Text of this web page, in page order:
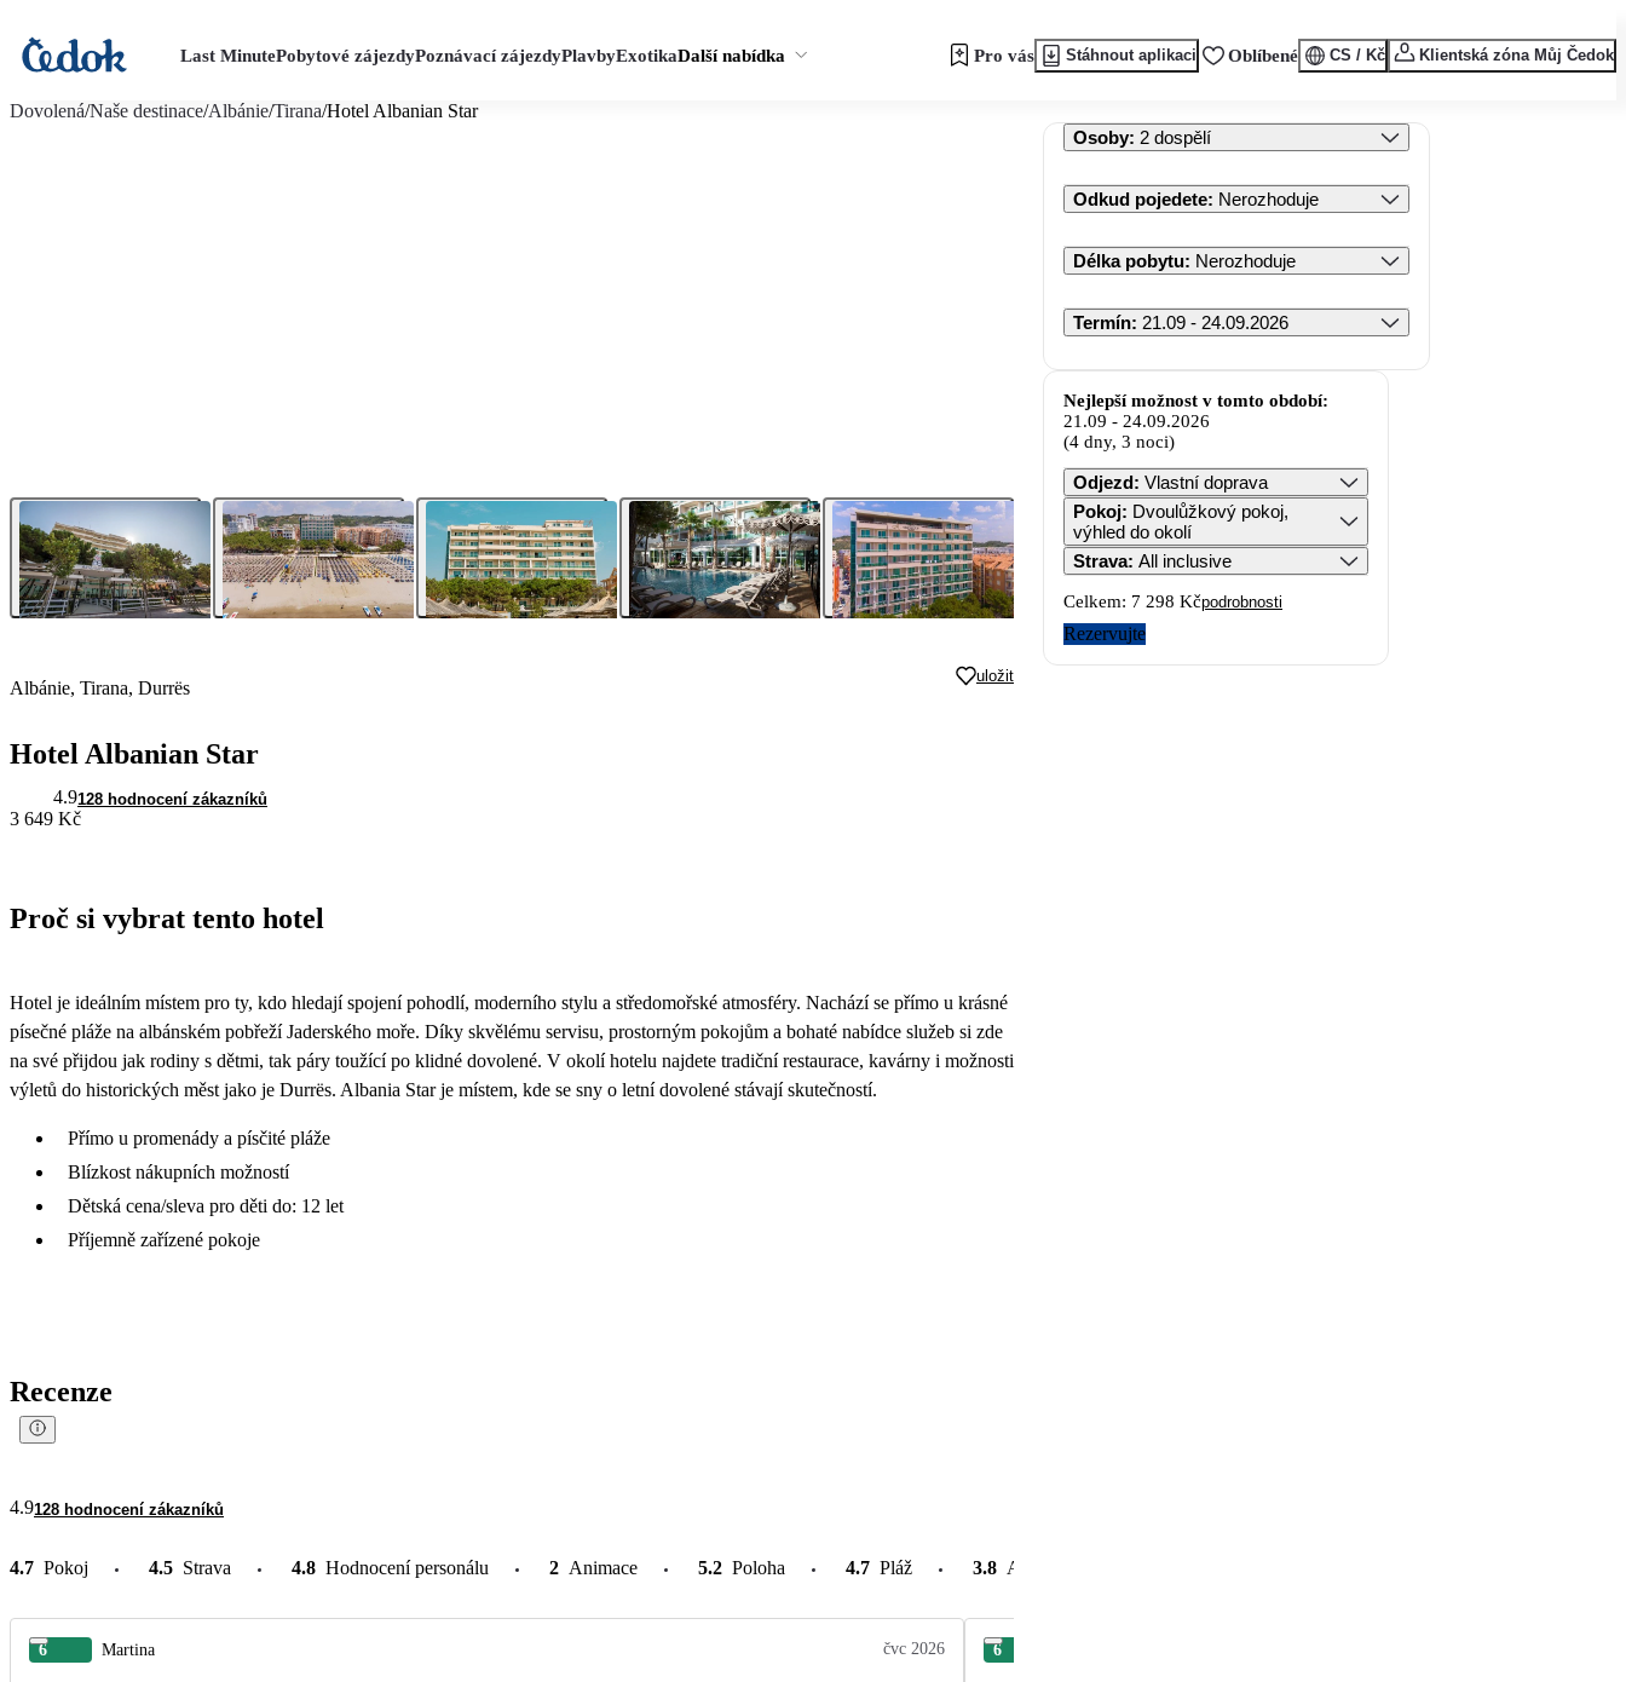
Last MinutePobytové zájezdyPoznávací zájezdyPlavbyExotikaDalší nabídka Pro vás Stáhnout aplikaci Oblíbené CS / Kč Klientská zóna Můj Čedok
Dovolená/Naše destinace/Albánie/Tirana/Hotel Albanian Star
Albánie, Tirana, Durrës
uložit
Hotel Albanian Star
4.9128 hodnocení zákazníků
3 649 Kč
Proč si vybrat tento hotel
Hotel je ideálním místem pro ty, kdo hledají spojení pohodlí, moderního stylu a středomořské atmosféry. Nachází se přímo u krásné
písečné pláže na albánském pobřeží Jaderského moře. Díky skvělému servisu, prostorným pokojům a bohaté nabídce služeb si zde
na své přijdou jak rodiny s dětmi, tak páry toužící po klidné dovolené. V okolí hotelu najdete tradiční restaurace, kavárny i možnosti
výletů do historických měst jako je Durrës. Albania Star je místem, kde se sny o letní dovolené stávají skutečností.
Přímo u promenády a písčité pláže
Blízkost nákupních možností
Dětská cena/sleva pro děti do: 12 let
Příjemně zařízené pokoje
Recenze
4.9128 hodnocení zákazníků
4.7 Pokoj 4.5 Strava 4.8 Hodnocení personálu 2 Animace 5.2 Poloha 4.7 Pláž 3.8 Atrakce v okolí
6 Martina čvc 2026 6
Osoby: 2 dospělí
Odkud pojedete: Nerozhoduje
Délka pobytu: Nerozhoduje
Termín: 21.09 - 24.09.2026
Nejlepší možnost v tomto období:
21.09 - 24.09.2026
(4 dny, 3 noci)
Odjezd: Vlastní doprava
Pokoj: Dvoulůžkový pokoj,
výhled do okolí
Strava: All inclusive
Celkem: 7 298 Kčpodrobnosti
Rezervujte